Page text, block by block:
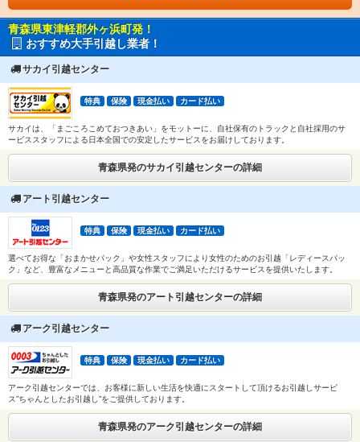
青森県東津軽郡外ヶ浜町発！
おすすめ大手引越し業者！
サカイ引越センター
特典 保険 現金払い カード払い
サカイは、「まごころこめておつきあい」をモットーに、自社保有のトラックと自社採用のサ
ービススタッフによる日本全国での安定したサービスをお届けしております。
青森県発のサカイ引越センターの詳細
アート引越センター
特典 保険 現金払い カード払い
選べてお得な「おまかせパック」や女性スタッフにより女性のためのお引越「レディースパッ
ク」など、豊富なメニューと高品質な作業でご満足いただけるサービスを提供いたします。
青森県発のアート引越センターの詳細
アーク引越センター
特典 保険 現金払い カード払い
アーク引越センターでは、お客様に新しい生活を快適にスタートして頂けるお引越しサービ
ス”ちゃんとしたお引越し”をご提供しております。
青森県発のアーク引越センターの詳細